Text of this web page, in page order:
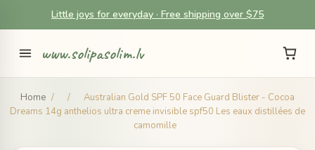
Little joys for everyday · Free shipping over $75
www.solipasolim.lv
Home / /
Australian Gold SPF 50 Face Guard Blister - Cocoa
Dreams 14g anthelios ultra creme invisible spf50 Les eaux distillées de
camomille